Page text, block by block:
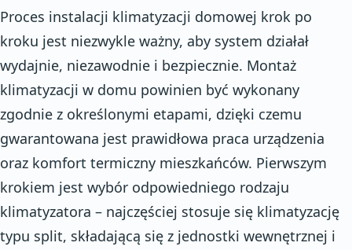
Proces instalacji klimatyzacji domowej krok po
kroku jest niezwykle ważny, aby system działał
wydajnie, niezawodnie i bezpiecznie. Montaż
klimatyzacji w domu powinien być wykonany
zgodnie z określonymi etapami, dzięki czemu
gwarantowana jest prawidłowa praca urządzenia
oraz komfort termiczny mieszkańców. Pierwszym
krokiem jest wybór odpowiedniego rodzaju
klimatyzatora – najczęściej stosuje się klimatyzację
typu split, składającą się z jednostki wewnętrznej i